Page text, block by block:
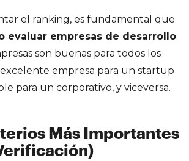
el ranking, es fundamental que
evaluar empresas de desarrollo.
son buenas para todos los
empresa para un startup
para un corporativo, y viceversa.
Más Importantes